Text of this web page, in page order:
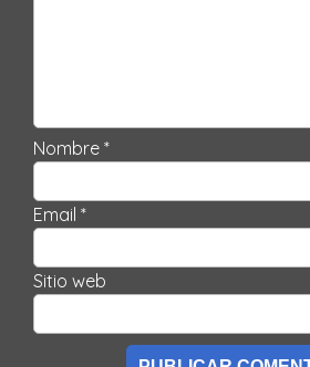
Nombre *
Email *
Sitio web